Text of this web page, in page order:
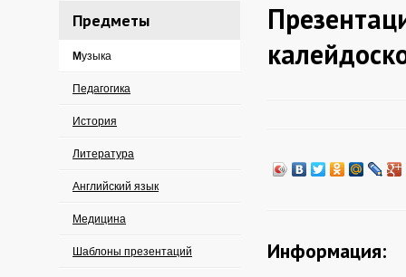
Предметы
Музыка
Педагогика
История
Литература
Английский язык
Медицина
Шаблоны презентаций Информация: